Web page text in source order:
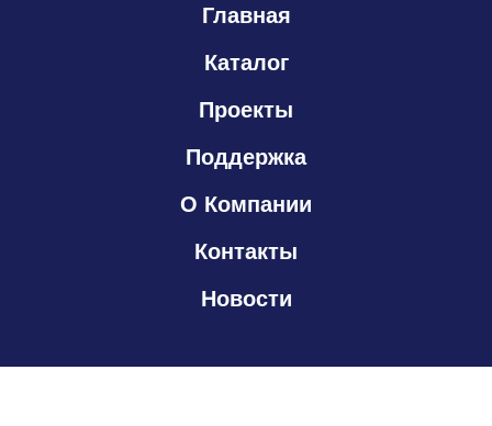
Главная
Каталог
Проекты
Поддержка
О Компании
Контакты
Новости